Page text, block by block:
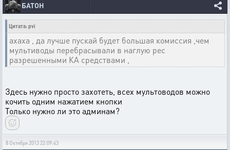
БАТОН
Цитата: pvi
ахаха , да лучше пускай будет большая комиссия ,чем
мультиводы перебрасывали в наглую рес
разрешенными КА средствами ,
Здесь нужно просто захотеть, всех мультоводов можно
кочить одним нажатием кнопки
Только нужно ли это админам?
8 Октября 2013 22:09:43